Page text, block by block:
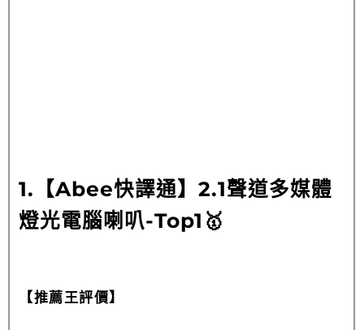
1.【Abee快譯通】2.1聲道多媒體
燈光電腦喇叭-Top1🥇
【推薦王評價】